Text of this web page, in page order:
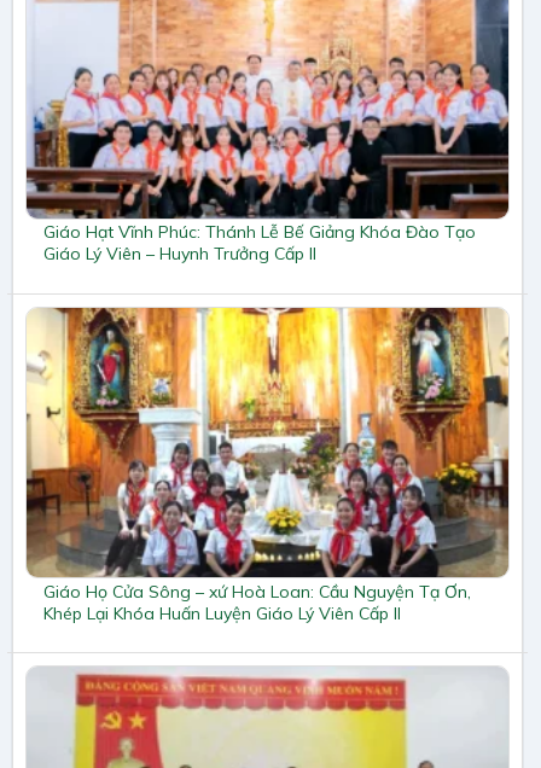
Giáo Hạt Vĩnh Phúc: Thánh Lễ Bế Giảng Khóa Đào Tạo
Giáo Lý Viên – Huynh Trưởng Cấp II
Giáo Họ Cửa Sông – xứ Hoà Loan: Cầu Nguyện Tạ Ơn,
Khép Lại Khóa Huấn Luyện Giáo Lý Viên Cấp II